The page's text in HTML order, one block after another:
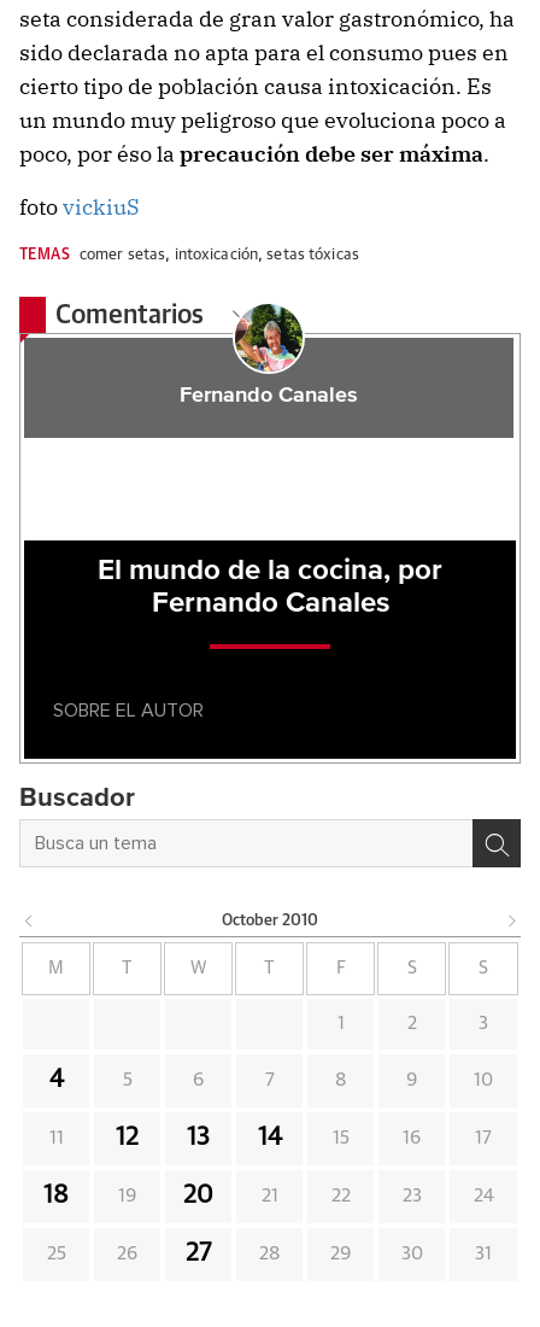
seta considerada de gran valor gastronómico, ha
sido declarada no apta para el consumo pues en
cierto tipo de población causa intoxicación. Es
un mundo muy peligroso que evoluciona poco a
poco, por éso la precaución debe ser máxima.
fotovickiuS
TEMAS comer setas, intoxicación,setas tóxicas
Comentarios
Fernando Canales
El mundo de la cocina, por
Fernando Canales
SOBRE EL AUTOR
Buscador
October 2010
M W F S S
1 2 3
4 5 6 7 8 9 10
11 12 13 14 15 16 17
18 19 20 21 22 23 24
25 26 27 28 29 30 31